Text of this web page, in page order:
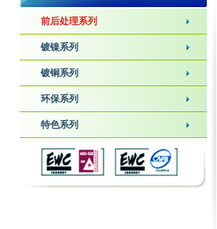
前后处理系列
镀镍系列
镀铜系列
环保系列
特色系列